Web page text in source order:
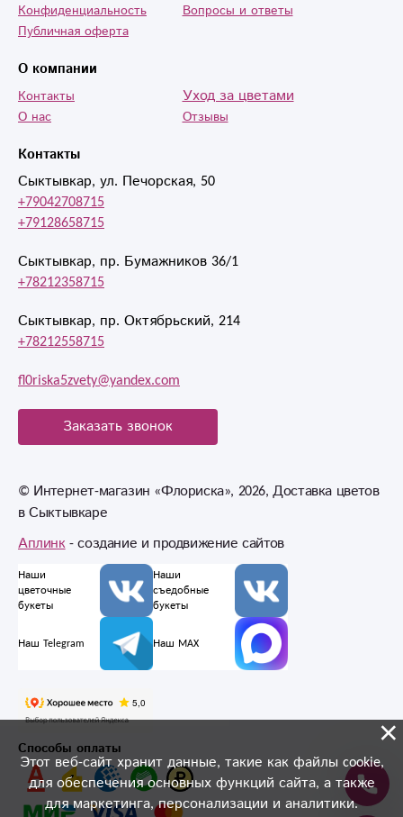
Этот веб-сайт хранит данные, такие как файлы cookie,
для обеспечения основных функций сайта, а также
для маркетинга, персонализации и аналитики.
×
Контакты
Сыктывкар, ул. Печорская, 50
+79042708715
+79128658715
Сыктывкар, пр. Бумажников 36/1
+78212358715
Сыктывкар, пр. Октябрьский, 214
+78212558715
fl0riska5zvety@yandex.com
Заказать звонок
Конфиденциальность
Публичная оферта
Вопросы и ответы
О компании
Контакты
О нас
Уход за цветами
Отзывы
© Интернет-магазин «Флориска», 2026, Доставка цветов
в Сыктывкаре
Аплинк- создание и продвижение сайтов
Наши
цветочные
букеты
Наши
съедобные
букеты
Наш Telegram Наш MAX
Способы оплаты